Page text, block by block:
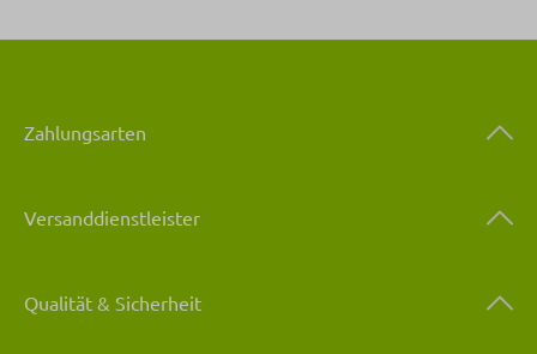
Zahlungsarten
Versanddienstleister
Qualität & Sicherheit